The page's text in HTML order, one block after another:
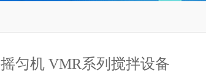
摇匀机 VMR系列搅拌设备